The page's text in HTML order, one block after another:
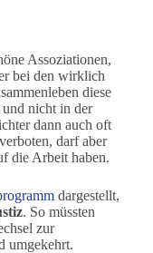
Assoziationen,
bei den wirklich
diese
nicht in der
dann auch oft
darf aber
die Arbeit haben.
dargestellt,
. So müssten
zur
umgekehrt.